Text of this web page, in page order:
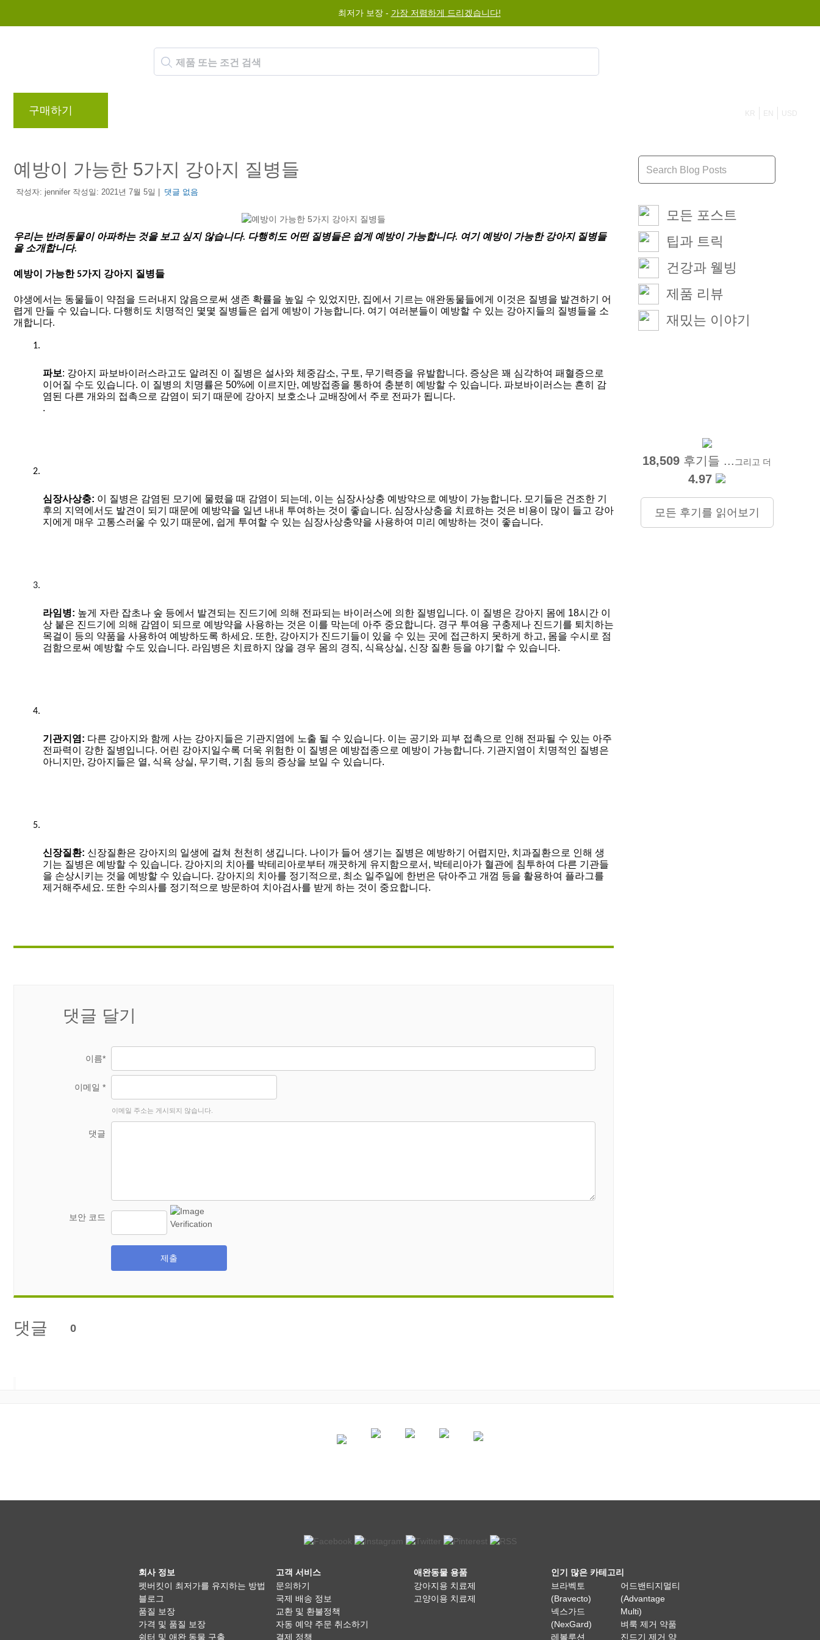
최저가 보장 - 가장 저렴하게 드리겠습니다!
구매하기 KR EN USD
예방이 가능한 5가지 강아지 질병들
작성자: jennifer 작성일: 2021년 7월 5일 | 댓글 없음
우리는 반려동물이 아파하는 것을 보고 싶지 않습니다. 다행히도 어떤 질병들은 쉽게 예방이 가능합니다. 여기 예방이 가능한 강아지 질병들
을 소개합니다.
예방이 가능한 5가지 강아지 질병들
야생에서는 동물들이 약점을 드러내지 않음으로써 생존 확률을 높일 수 있었지만, 집에서 기르는 애완동물들에게 이것은 질병을 발견하기 어
렵게 만들 수 있습니다. 다행히도 치명적인 몇몇 질병들은 쉽게 예방이 가능합니다. 여기 여러분들이 예방할 수 있는 강아지들의 질병들을 소
개합니다.
파보: 강아지 파보바이러스라고도 알려진 이 질병은 설사와 체중감소, 구토, 무기력증을 유발합니다. 증상은 꽤 심각하여 패혈증으로
이어질 수도 있습니다. 이 질병의 치명률은 50%에 이르지만, 예방접종을 통하여 충분히 예방할 수 있습니다. 파보바이러스는 흔히 감
염된 다른 개와의 접촉으로 감염이 되기 때문에 강아지 보호소나 교배장에서 주로 전파가 됩니다.
.
심장사상충: 이 질병은 감염된 모기에 물렸을 때 감염이 되는데, 이는 심장사상충 예방약으로 예방이 가능합니다. 모기들은 건조한 기
후의 지역에서도 발견이 되기 때문에 예방약을 일년 내내 투여하는 것이 좋습니다. 심장사상충을 치료하는 것은 비용이 많이 들고 강아
지에게 매우 고통스러울 수 있기 때문에, 쉽게 투여할 수 있는 심장사상충약을 사용하여 미리 예방하는 것이 좋습니다.
라임병: 높게 자란 잡초나 숲 등에서 발견되는 진드기에 의해 전파되는 바이러스에 의한 질병입니다. 이 질병은 강아지 몸에 18시간 이
상 붙은 진드기에 의해 감염이 되므로 예방약을 사용하는 것은 이를 막는데 아주 중요합니다. 경구 투여용 구충제나 진드기를 퇴치하는
목걸이 등의 약품을 사용하여 예방하도록 하세요. 또한, 강아지가 진드기들이 있을 수 있는 곳에 접근하지 못하게 하고, 몸을 수시로 점
검함으로써 예방할 수도 있습니다. 라임병은 치료하지 않을 경우 몸의 경직, 식욕상실, 신장 질환 등을 야기할 수 있습니다.
기관지염: 다른 강아지와 함께 사는 강아지들은 기관지염에 노출 될 수 있습니다. 이는 공기와 피부 접촉으로 인해 전파될 수 있는 아주
전파력이 강한 질병입니다. 어린 강아지일수록 더욱 위험한 이 질병은 예방접종으로 예방이 가능합니다. 기관지염이 치명적인 질병은
아니지만, 강아지들은 열, 식욕 상실, 무기력, 기침 등의 증상을 보일 수 있습니다.
신장질환: 신장질환은 강아지의 일생에 걸쳐 천천히 생깁니다. 나이가 들어 생기는 질병은 예방하기 어렵지만, 치과질환으로 인해 생
기는 질병은 예방할 수 있습니다. 강아지의 치아를 박테리아로부터 깨끗하게 유지함으로서, 박테리아가 혈관에 침투하여 다른 기관들
을 손상시키는 것을 예방할 수 있습니다. 강아지의 치아를 정기적으로, 최소 일주일에 한번은 닦아주고 개껌 등을 활용하여 플라그를
제거해주세요. 또한 수의사를 정기적으로 방문하여 치아검사를 받게 하는 것이 중요합니다.
댓글 달기
이름*
이메일 *
이메일 주소는 게시되지 않습니다.
댓글
보안 코드
제출
댓글 0
모든 포스트
팁과 트릭
건강과 웰빙
제품 리뷰
재밌는 이야기
18,509 후기들 ... 그리고 더
4.97
모든 후기를 읽어보기
회사 정보
펫버킷이 최저가를 유지하는 방법
블로그
품질 보장
가격 및 품질 보장
쉼터 및 애완 동물 구출
고객 서비스
문의하기
국제 배송 정보
교환 및 환불정책
자동 예약 주문 취소하기
결제 정책
애완동물 용품
강아지용 치료제
고양이용 치료제
인기 많은 카테고리
브라벡토
(Bravecto)
넥스가드
(NexGard)
레볼루션
어드밴티지멀티
(Advantage
Multi)
벼룩 제거 약품
진드기 제거 약